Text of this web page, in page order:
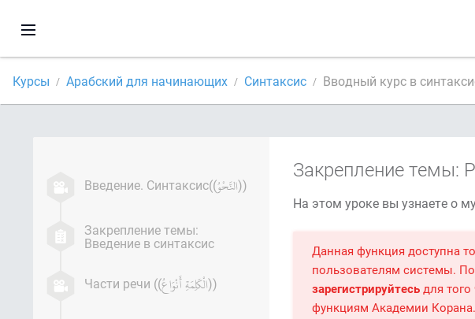
Курсы Арабский для начинающих Синтаксис Вводный курс в
Введение. Синтаксис(( ))
Закрепление темы:
Введение в синтаксис
Части речи (( ))
Закрепление темы:
На этом уроке вы узнаете о
Данная функция доступна
пользователям системы.
зарегистрируйтесь для
функциям Академии Корана.